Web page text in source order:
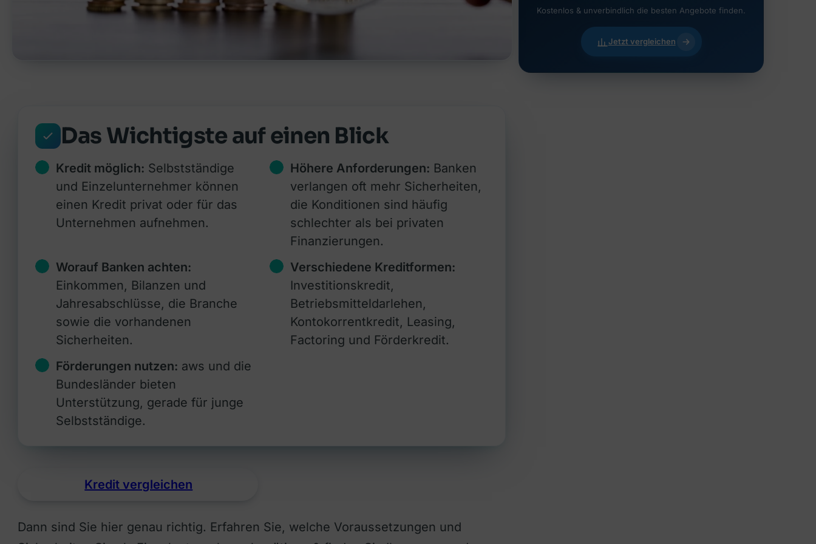
Das Wichtigste auf einen Blick
Kredit möglich: Selbstständige
und Einzelunternehmer können
einen Kredit privat oder für das
Unternehmen aufnehmen.
Höhere Anforderungen: Banken
verlangen oft mehr Sicherheiten,
die Konditionen sind häufig
schlechter als bei privaten
Finanzierungen.
Worauf Banken achten:
Einkommen, Bilanzen und
Jahresabschlüsse, die Branche
sowie die vorhandenen
Sicherheiten.
Verschiedene Kreditformen:
Investitionskredit,
Betriebsmitteldarlehen,
Kontokorrentkredit, Leasing,
Factoring und Förderkredit.
Förderungen nutzen: aws und die
Bundesländer bieten
Unterstützung, gerade für junge
Selbstständige.
Kredit vergleichen
Dann sind Sie hier genau richtig. Erfahren Sie, welche Voraussetzungen und
Kostenlos & unverbindlich die besten Angebote finden.
Jetzt vergleichen